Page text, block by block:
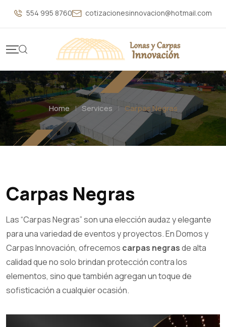
554 995 8760 cotizacionesinnovacion@hotmail.com
Home | Services | Carpas Negras
Carpas Negras
Las “Carpas Negras” son una elección audaz y elegante
para una variedad de eventos y proyectos. En Domos y
Carpas Innovación, ofrecemos carpas negrasde alta
calidad que no solo brindan protección contra los
elementos, sino que también agregan un toque de
sofisticación a cualquier ocasión.